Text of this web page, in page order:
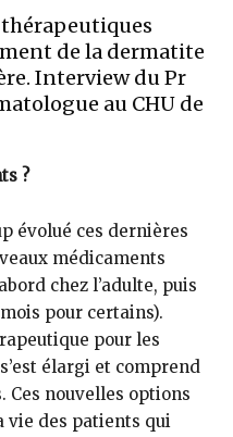
de la dermatite
Interview du Pr
au CHU de
?
évolué ces dernières
médicaments
chez l’adulte, puis
pour certains).
pour les
élargi et comprend
nouvelles options
vie des patients qui